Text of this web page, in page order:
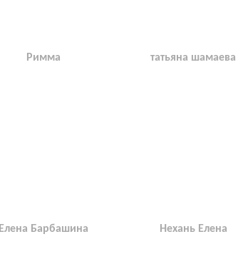
Римма татьяна шамаева
Елена Барбашина Нехань Елена